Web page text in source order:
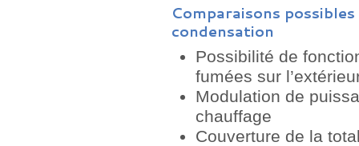
Comparaisons
condensation
Possibilité de
fumées sur
Modulation de
chauffage
Couverture de la